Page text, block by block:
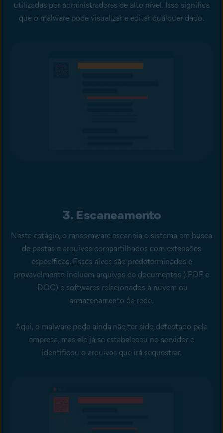
utilizadas por administradores de alto nível. Isso significa
que o malware pode visualizar e editar qualquer dado.
3. Escaneamento
Neste estágio, o ransomware escaneia o sistema em busca
de pastas e arquivos compartilhados com extensões
específicas. Esses alvos são predeterminados e
provavelmente incluem arquivos de documentos (.PDF e
.DOC) e softwares relacionados à nuvem ou
armazenamento da rede.
Aqui, o malware pode ainda não ter sido detectado pela
empresa, mas ele já se estabeleceu no servidor e
identificou o arquivos que irá sequestrar.